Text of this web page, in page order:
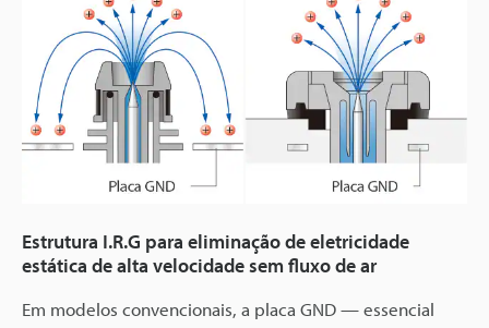
Estrutura I.R.G para eliminação de eletricidade
estática de alta velocidade sem fluxo de ar
Em modelos convencionais, a placa GND — essencial